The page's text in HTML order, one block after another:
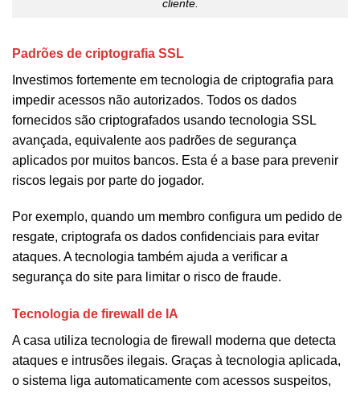
cliente.
Padrões de criptografia SSL
Investimos fortemente em tecnologia de criptografia para
impedir acessos não autorizados. Todos os dados
fornecidos são criptografados usando tecnologia SSL
avançada, equivalente aos padrões de segurança
aplicados por muitos bancos. Esta é a base para prevenir
riscos legais por parte do jogador.
Por exemplo, quando um membro configura um pedido de
resgate, criptografa os dados confidenciais para evitar
ataques. A tecnologia também ajuda a verificar a
segurança do site para limitar o risco de fraude.
Tecnologia de firewall de IA
A casa utiliza tecnologia de firewall moderna que detecta
ataques e intrusões ilegais. Graças à tecnologia aplicada,
o sistema liga automaticamente com acessos suspeitos,